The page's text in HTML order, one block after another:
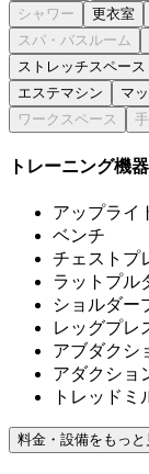
更衣室
ストレッチスペース
エステマシン
マ
トレーニング機器
アップライ
ベンチ
チェストプ
ラットプル
ショルダー
レッグプレ
アブダクシ
アダクショ
トレッドミ
料金・設備をもっと